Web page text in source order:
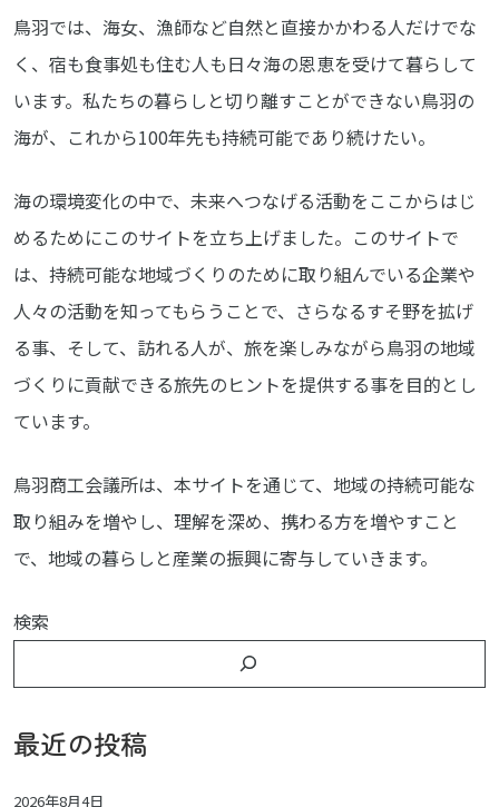
鳥羽では、海女、漁師など自然と直接かかわる人だけでな
く、宿も食事処も住む人も日々海の恩恵を受けて暮らして
います。私たちの暮らしと切り離すことができない鳥羽の
海が、これから100年先も持続可能であり続けたい。
海の環境変化の中で、未来へつなげる活動をここからはじ
めるためにこのサイトを立ち上げました。このサイトで
は、持続可能な地域づくりのために取り組んでいる企業や
人々の活動を知ってもらうことで、さらなるすそ野を拡げ
る事、そして、訪れる人が、旅を楽しみながら鳥羽の地域
づくりに貢献できる旅先のヒントを提供する事を目的とし
ています。
鳥羽商工会議所は、本サイトを通じて、地域の持続可能な
取り組みを増やし、理解を深め、携わる方を増やすこと
で、地域の暮らしと産業の振興に寄与していきます。
検索
最近の投稿
2026年8月4日